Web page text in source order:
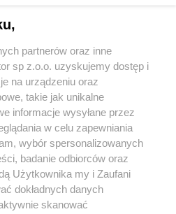
regulamin korzystania z portali
Skontakuj sięz nami
Kontakt
Wydawca
partnerów oraz inne
sp z.o.o. uzyskujemy dostęp i
na urządzeniu oraz
takie jak unikalne
informacje wysyłane przez
w celu zapewniania
wybór spersonalizowanych
badanie odbiorców oraz
Użytkownika my i Zaufani
dokładnych danych
skanować